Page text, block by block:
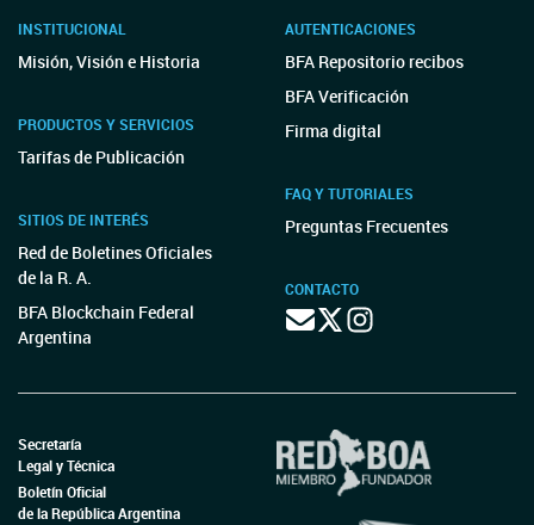
INSTITUCIONAL
Misión, Visión e Historia
PRODUCTOS Y SERVICIOS
Tarifas de Publicación
SITIOS DE INTERÉS
Red de Boletines Oficiales
de la R. A.
BFA Blockchain Federal
Argentina
AUTENTICACIONES
BFA Repositorio recibos
BFA Verificación
Firma digital
FAQ Y TUTORIALES
Preguntas Frecuentes
CONTACTO
Secretaría
Legal y Técnica
Boletín Oficial
de la República Argentina